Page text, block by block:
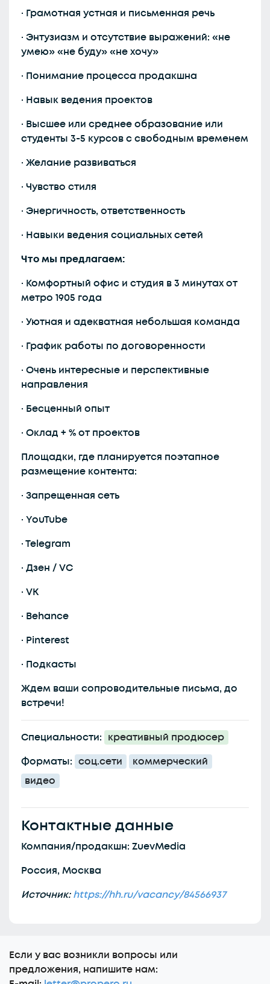
· Грамотная устная и письменная речь
· Энтузиазм и отсутствие выражений: «не
умею» «не буду» «не хочу»
· Понимание процесса продакшна
· Навык ведения проектов
· Высшее или среднее образование или
студенты 3-5 курсов с свободным временем
· Желание развиваться
· Чувство стиля
· Энергичность, ответственность
· Навыки ведения социальных сетей
Что мы предлагаем:
· Комфортный офис и студия в 3 минутах от
метро 1905 года
· Уютная и адекватная небольшая команда
· График работы по договоренности
· Очень интересные и перспективные
направления
· Бесценный опыт
· Оклад + % от проектов
Площадки, где планируется поэтапное
размещение контента:
· Запрещенная сеть
· YouTube
· Telegram
· Дзен / VC
· VK
· Behance
· Pinterest
· Подкасты
Ждем ваши сопроводительные письма, до
встречи!
Специальности: креативный продюсер
Форматы: соц.сети
коммерческий
видео
Контактные данные
Компания/продакшн: ZuevMedia
Россия, Москва
Источник:https://hh.ru/vacancy/84566937
Еcли у вас возникли вопросы или
предложения, напишите нам: